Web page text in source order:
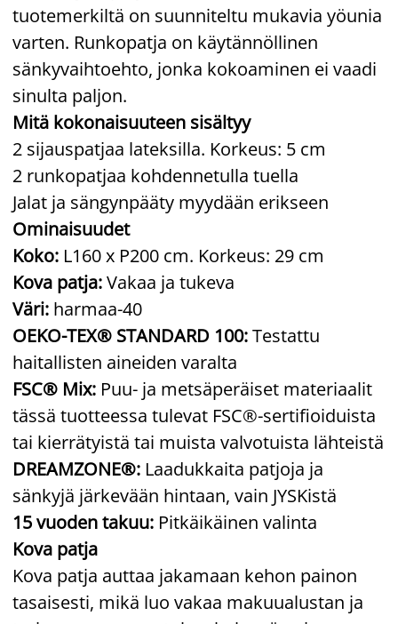
tuotemerkiltä on suunniteltu mukavia yöunia
varten. Runkopatja on käytännöllinen
sänkyvaihtoehto, jonka kokoaminen ei vaadi
sinulta paljon.
Mitä kokonaisuuteen sisältyy
2 sijauspatjaa lateksilla. Korkeus: 5 cm
2 runkopatjaa kohdennetulla tuella
Jalat ja sängynpääty myydään erikseen
Ominaisuudet
Koko: L160 x P200 cm. Korkeus: 29 cm
Kova patja:Vakaa ja tukeva
Väri: harmaa-40
OEKO-TEX® STANDARD 100:Testattu
haitallisten aineiden varalta
FSC® Mix: Puu- ja metsäperäiset materiaalit
tässä tuotteessa tulevat FSC®-sertifioiduista
tai kierrätyistä tai muista valvotuista lähteistä
DREAMZONE®: Laadukkaita patjoja ja
sänkyjä järkevään hintaan, vain JYSKistä
15 vuoden takuu: Pitkäikäinen valinta
Kova patja
Kova patja auttaa jakamaan kehon painon
tasaisesti, mikä luo vakaa makuualustan ja